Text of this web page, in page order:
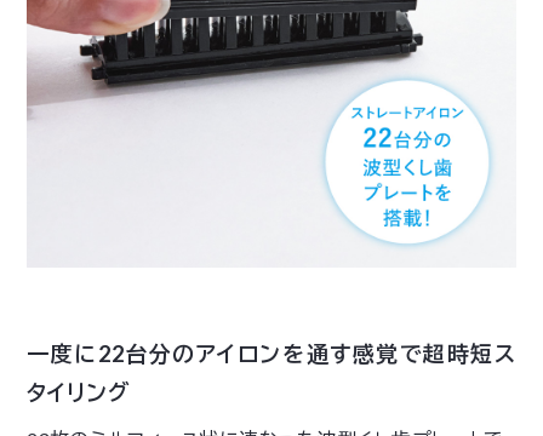
一度に22台分のアイロンを通す感覚で超時短ス
タイリング